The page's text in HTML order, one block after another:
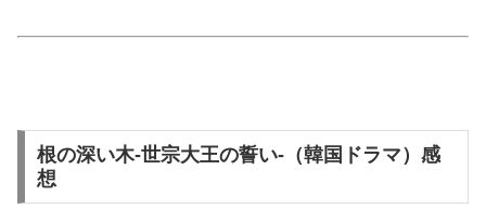
根の深い木-世宗大王の誓い-（韓国ドラマ）感
想